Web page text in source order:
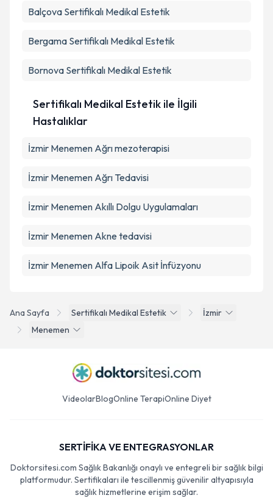
Ana Sayfa Sertifikalı Medikal Estetik
İzmir
Menemen
Balçova Sertifikalı Medikal Estetik
Bergama Sertifikalı Medikal Estetik
Bornova Sertifikalı Medikal Estetik
Sertifikalı Medikal Estetik ile İlgili
Hastalıklar
İzmir Menemen Ağrı mezoterapisi
İzmir Menemen Ağrı Tedavisi
İzmir Menemen Akıllı Dolgu Uygulamaları
İzmir Menemen Akne tedavisi
İzmir Menemen Alfa Lipoik Asit İnfüzyonu
VideolarBlogOnline TerapiOnline Diyet
SERTİFİKA VE ENTEGRASYONLAR
Doktorsitesi.com Sağlık Bakanlığı onaylı ve entegreli bir sağlık bilgi
platformudur. Sertifikaları ile tescillenmiş güvenilir altyapısıyla
sağlık hizmetlerine erişim sağlar.